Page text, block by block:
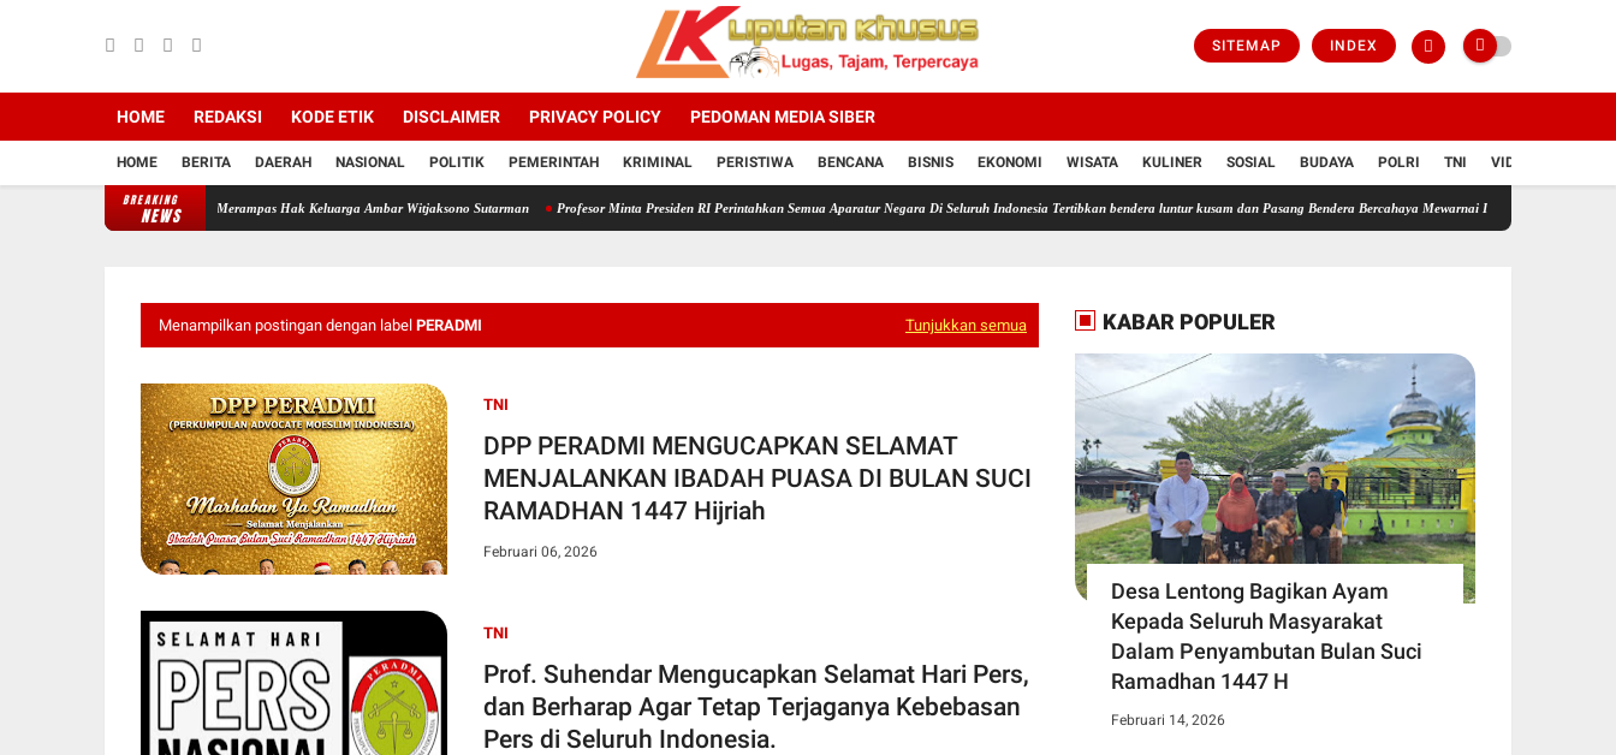
SITEMAP INDEX
HOME REDAKSI KODE ETIK DISCLAIMER PRIVACY POLICY PEDOMAN MEDIA SIBER
HOME BERITA DAERAH NASIONAL POLITIK PEMERINTAH KRIMINAL PERISTIWA BENCANA BISNIS EKONOMI WISATA KULINER SOSIAL BUDAYA POLRI TNI VIDIO
BREAKING
NEWS
Mafia Tanah Merampas Hak Keluarga Ambar Witjaksono Sutarman Profesor Minta Presiden RI Perintahkan Semua Aparatur Negara Di Seluruh Indonesia Tertibkan bendera luntur kusam dan Pasang Bendera Bercahaya Mewarnai Indonesia Merdeka !!!
Menampilkan postingan dengan label PERADMI Tunjukkan semua
TNI
DPP PERADMI MENGUCAPKAN SELAMAT
MENJALANKAN IBADAH PUASA DI BULAN SUCI
RAMADHAN 1447 Hijriah
Februari 06, 2026
TNI
Prof. Suhendar Mengucapkan Selamat Hari Pers,
dan Berharap Agar Tetap Terjaganya Kebebasan
Pers di Seluruh Indonesia.
KABAR POPULER
Desa Lentong Bagikan Ayam
Kepada Seluruh Masyarakat
Dalam Penyambutan Bulan Suci
Ramadhan 1447 H
Februari 14, 2026